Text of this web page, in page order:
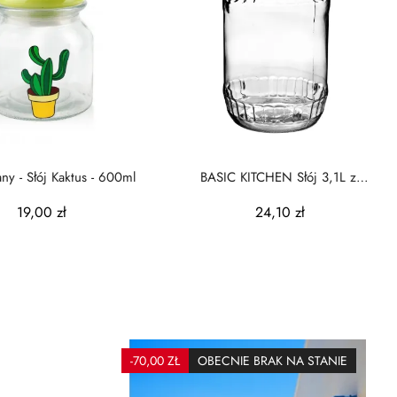
- Słój Kaktus - 600ml
19,00 zł
BASIC KITCHEN Słój 3,1L z
24,10 zł
-70,00 ZŁ OBECNIE BRAK NA STANIE